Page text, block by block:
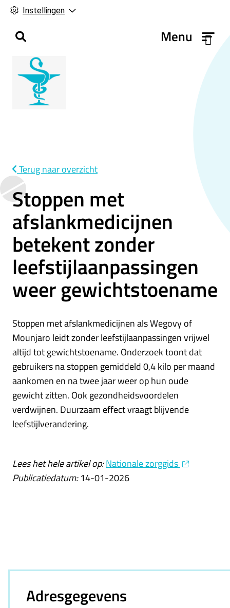
Instellingen
Menu
Terug naar overzicht
Stoppen met
afslankmedicijnen
betekent zonder
leefstijlaanpassingen
weer gewichtstoename
Stoppen met afslankmedicijnen als Wegovy of
Mounjaro leidt zonder leefstijlaanpassingen vrijwel
altijd tot gewichtstoename. Onderzoek toont dat
gebruikers na stoppen gemiddeld 0,4 kilo per maand
aankomen en na twee jaar weer op hun oude
gewicht zitten. Ook gezondheidsvoordelen
verdwijnen. Duurzaam effect vraagt blijvende
leefstijlverandering.
Lees het hele artikel op:Nationale zorggids
Publicatiedatum:14-01-2026
Adresgegevens